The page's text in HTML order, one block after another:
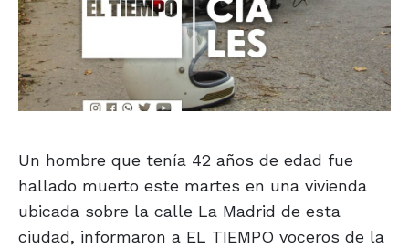
Un hombre que tenía 42 años de edad fue
hallado muerto este martes en una vivienda
ubicada sobre la calle La Madrid de esta
ciudad, informaron a EL TIEMPO voceros de la